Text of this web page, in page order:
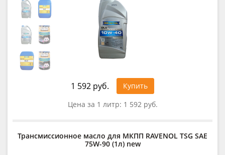
1 592 руб.
Купить
Цена за 1 литр: 1 592 руб.
Трансмиссионное масло для МКПП RAVENOL TSG SAE
75W-90 (1л) new